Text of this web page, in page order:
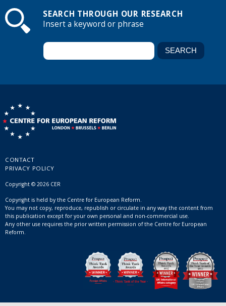
SEARCH THROUGH OUR RESEARCH
Insert a keyword or phrase
CONTACT
PRIVACY POLICY
Copyright © 2026 CER
Copyright is held by the Centre for European Reform.
You may not copy, reproduce, republish or circulate in any way the content from
this publication except for your own personal and non-commercial use.
Any other use requires the prior written permission of the Centre for European
Reform.